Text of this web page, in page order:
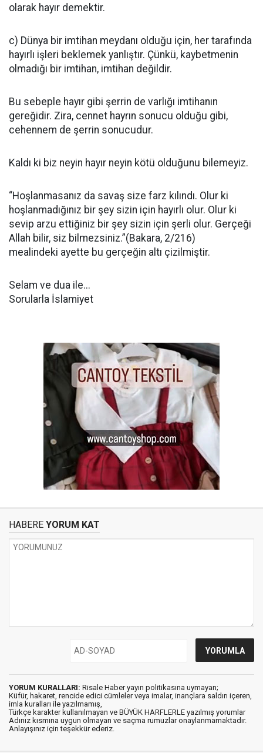
olarak hayır demektir.
c) Dünya bir imtihan meydanı olduğu için, her tarafında
hayırlı işleri beklemek yanlıştır. Çünkü, kaybetmenin
olmadığı bir imtihan, imtihan değildir.
Bu sebeple hayır gibi şerrin de varlığı imtihanın
gereğidir. Zira, cennet hayrın sonucu olduğu gibi,
cehennem de şerrin sonucudur.
Kaldı ki biz neyin hayır neyin kötü olduğunu bilemeyiz.
“Hoşlanmasanız da savaş size farz kılındı. Olur ki
hoşlanmadığınız bir şey sizin için hayırlı olur. Olur ki
sevip arzu ettiğiniz bir şey sizin için şerli olur. Gerçeği
Allah bilir, siz bilmezsiniz.”(Bakara, 2/216)
mealindeki ayette bu gerçeğin altı çizilmiştir.
Selam ve dua ile...
Sorularla İslamiyet
HABERE YORUM KAT
YORUM KURALLARI: Risale Haber yayın politikasına uymayan;
Küfür, hakaret, rencide edici cümleler veya imalar, inançlara saldırı içeren,
imla kuralları ile yazılmamış,
Türkçe karakter kullanılmayan ve BÜYÜK HARFLERLE yazılmış yorumlar
Adınız kısmına uygun olmayan ve saçma rumuzlar onaylanmamaktadır.
Anlayışınız için teşekkür ederiz.